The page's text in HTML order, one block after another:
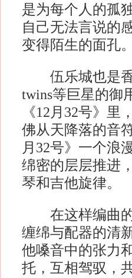
是为每个人的孤
自己无法言说的
变得陌生的面
伍乐城也是香
twins等巨星的御
《12月32号》
佛从天降落的音
月32号》一个浪
绵密的层层推进
琴和吉他旋律
在这样编曲的
缠绵与配器的清
他嗓音中的张力
托，互相驾驭